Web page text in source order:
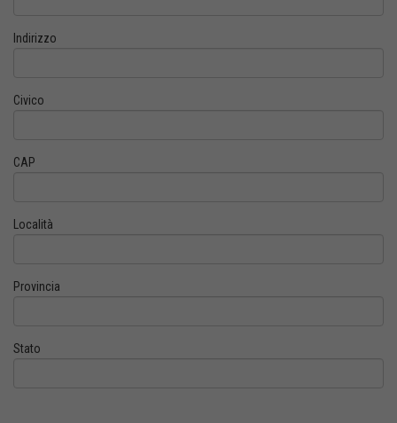
Indirizzo
Civico
CAP
Località
Provincia
Stato